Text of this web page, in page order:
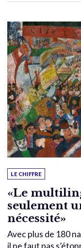
LE CHIFFRE
«Le
seulement
nécessité»
Avec plus de 180
il ne faut pas